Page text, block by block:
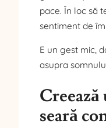
pace. În loc să
sentiment de
E un gest mic,
asupra
seară